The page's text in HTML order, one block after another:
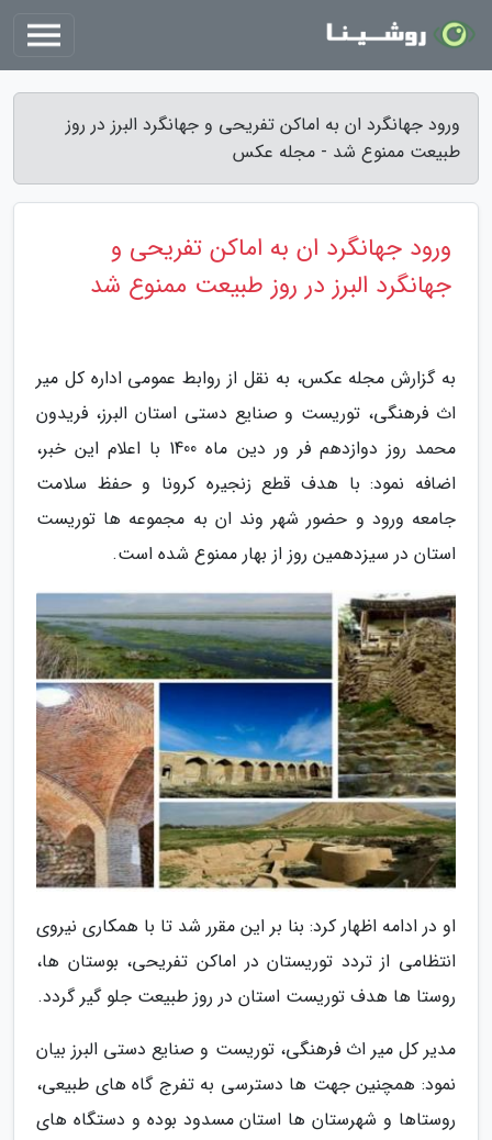
ورود جهانگرد ان به اماکن تفریحی و جهانگرد البرز در روز
طبیعت ممنوع شد - مجله عکس
ورود جهانگرد ان به اماکن تفریحی و
جهانگرد البرز در روز طبیعت ممنوع شد
به گزارش مجله عکس، به نقل از روابط عمومی اداره کل میر
اث فرهنگی، توریست و صنایع دستی استان البرز، فریدون
محمد روز دوازدهم فر ور دین ماه 1400 با اعلام این خبر،
اضافه نمود: با هدف قطع زنجیره کرونا و حفظ سلامت
جامعه ورود و حضور شهر وند ان به مجموعه ها توریست
استان در سیزدهمین روز از بهار ممنوع شده است.
او در ادامه اظهار کرد: بنا بر این مقرر شد تا با همکاری نیروی
انتظامی از تردد توریستان در اماکن تفریحی، بوستان ها،
روستا ها هدف توریست استان در روز طبیعت جلو گیر گردد.
مدیر کل میر اث فرهنگی، توریست و صنایع دستی البرز بیان
نمود: همچنین جهت ها دسترسی به تفرج گاه های طبیعی،
روستاها و شهرستان ها استان مسدود بوده و دستگاه های